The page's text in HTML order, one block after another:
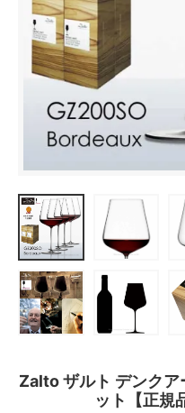
Zalto ザルト デンクア
ット【正規